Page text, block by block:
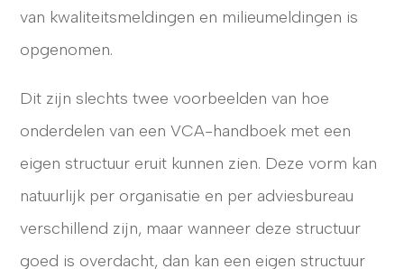
van kwaliteitsmeldingen en milieumeldingen is
opgenomen.
Dit zijn slechts twee voorbeelden van hoe
onderdelen van een VCA-handboek met een
eigen structuur eruit kunnen zien. Deze vorm kan
natuurlijk per organisatie en per adviesbureau
verschillend zijn, maar wanneer deze structuur
goed is overdacht, dan kan een eigen structuur